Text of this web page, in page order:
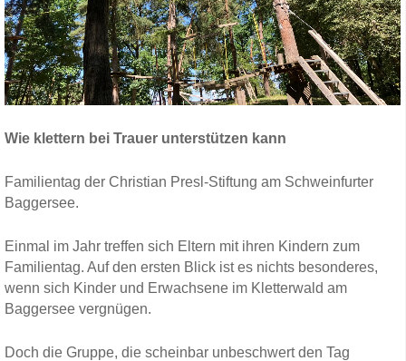
Wie klettern bei Trauer unterstützen kann
Familientag der Christian Presl-Stiftung am Schweinfurter
Baggersee.
Einmal im Jahr treffen sich Eltern mit ihren Kindern zum
Familientag. Auf den ersten Blick ist es nichts besonderes,
wenn sich Kinder und Erwachsene im Kletterwald am
Baggersee vergnügen.
Doch die Gruppe, die scheinbar unbeschwert den Tag